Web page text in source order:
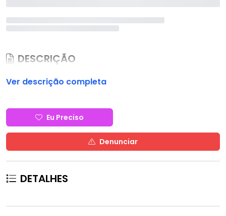
DESCRIÇÃO
Ver descrição completa
Eu Preciso
Denunciar
DETALHES